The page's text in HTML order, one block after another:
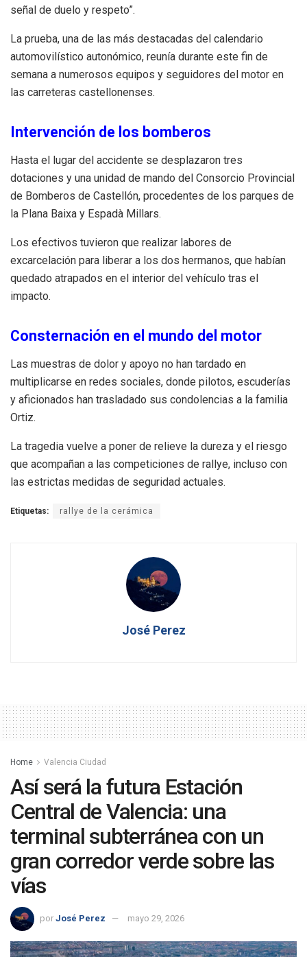
señal de duelo y respeto”.
La prueba, una de las más destacadas del calendario
automovilístico autonómico, reunía durante este fin de
semana a numerosos equipos y seguidores del motor en
las carreteras castellonenses.
Intervención de los bomberos
Hasta el lugar del accidente se desplazaron tres
dotaciones y una unidad de mando del Consorcio Provincial
de Bomberos de Castellón, procedentes de los parques de
la Plana Baixa y Espadà Millars.
Los efectivos tuvieron que realizar labores de
excarcelación para liberar a los dos hermanos, que habían
quedado atrapados en el interior del vehículo tras el
impacto.
Consternación en el mundo del motor
Las muestras de dolor y apoyo no han tardado en
multiplicarse en redes sociales, donde pilotos, escuderías
y aficionados han trasladado sus condolencias a la familia
Ortiz.
La tragedia vuelve a poner de relieve la dureza y el riesgo
que acompañan a las competiciones de rallye, incluso con
las estrictas medidas de seguridad actuales.
Etiquetas: rallye de la cerámica
José Perez
Home Valencia Ciudad
Así será la futura Estación
Central de Valencia: una
terminal subterránea con un
gran corredor verde sobre las
vías
por José Perez mayo 29, 2026